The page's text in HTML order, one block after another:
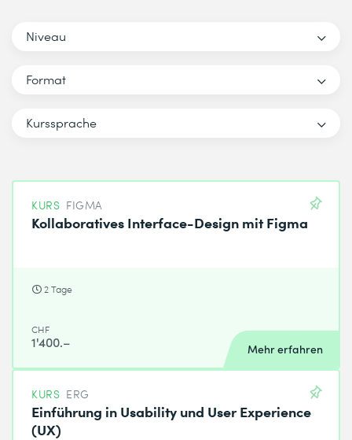
Niveau
Format
Kurssprache
KURS FIGMA
Kollaboratives Interface-Design mit Figma
2 Tage
CHF
1'400.– Mehr erfahren
KURS ERG
Einführung in Usability und User Experience
(UX)